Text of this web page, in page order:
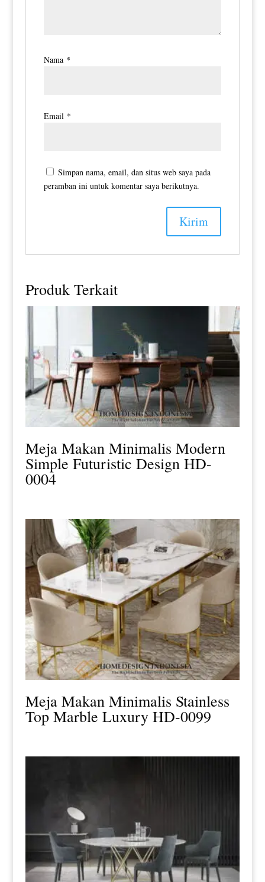
Nama *
Email *
Simpan nama, email, dan situs web saya pada
peramban ini untuk komentar saya berikutnya.
Produk Terkait
Meja Makan Minimalis Modern
Simple Futuristic Design HD-
0004
Meja Makan Minimalis Stainless
Top Marble Luxury HD-0099